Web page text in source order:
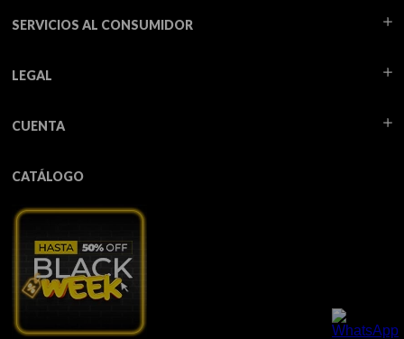
SERVICIOS AL CONSUMIDOR
LEGAL
CUENTA
CATÁLOGO